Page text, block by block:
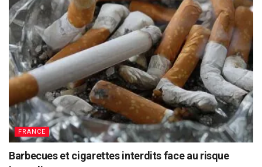
FRANCE
Barbecues et cigarettes interdits face au risque